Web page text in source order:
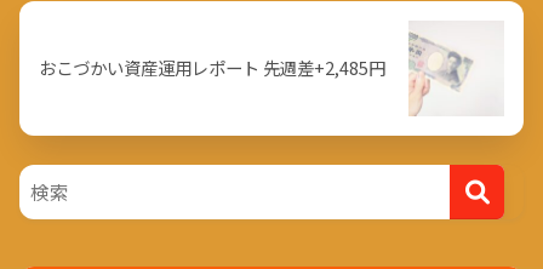
おこづかい資産運用レポート 先週差+2,485円